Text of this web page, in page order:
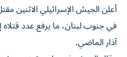
أعلن الجيش الإسرائيلي الاثنين
آذار الماضي.